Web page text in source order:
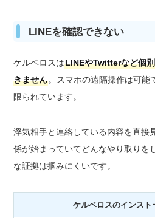
LINEを確認できない
ケルベロスはLINEやTwitterなど個
きません。スマホの遠隔操作は可能
限られています。
浮気相手と連絡している内容を直接
係が始まっていてどんなやり取りを
な証拠は掴みにくいです。
ケルベロスのインスト